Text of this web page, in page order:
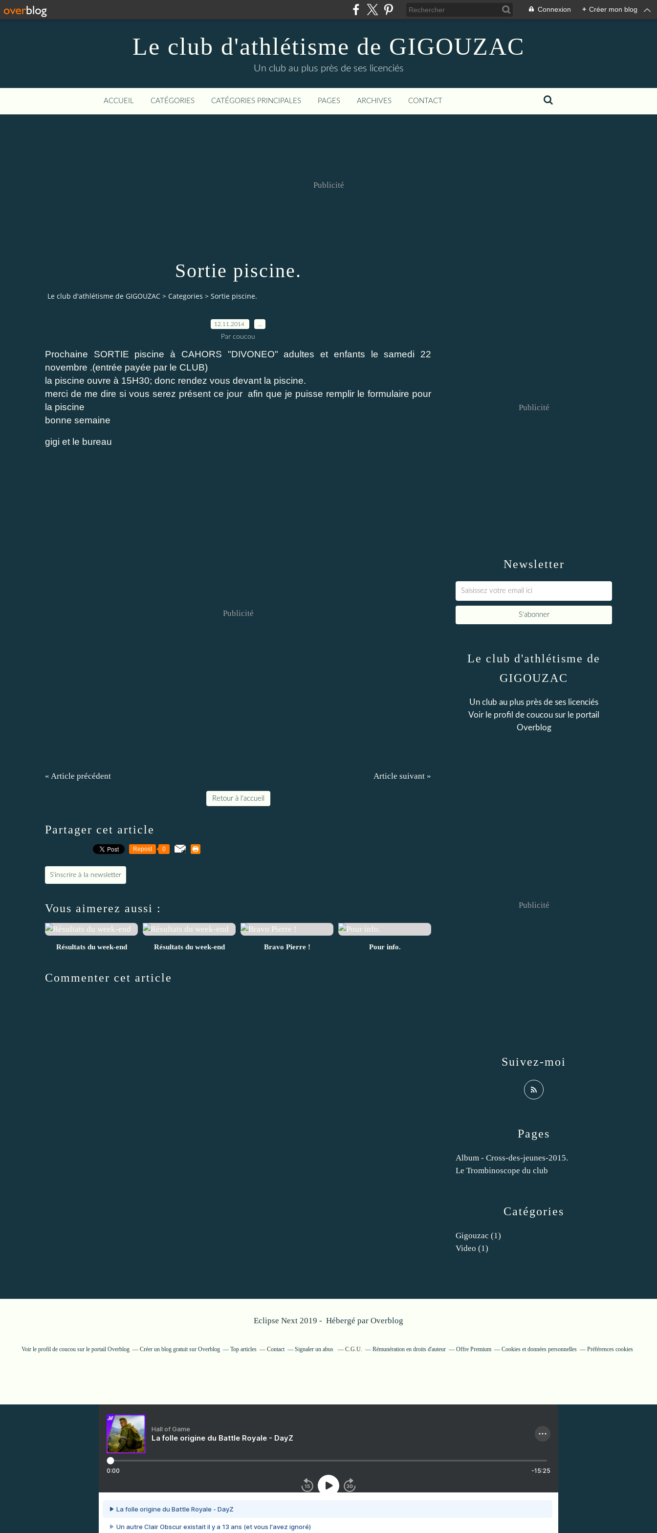
Connexion + Créer mon blog
Le club d'athlétisme de GIGOUZAC
Un club au plus près de ses licenciés
ACCUEIL CATÉGORIES CATÉGORIES PRINCIPALES PAGES ARCHIVES CONTACT
Publicité
Sortie piscine.
Le club d'athlétisme de GIGOUZAC > Categories > Sortie piscine.
12.11.2014
Par coucou
Prochaine SORTIE piscine à CAHORS "DIVONEO" adultes et enfants le samedi 22
novembre .(entrée payée par le CLUB)
la piscine ouvre à 15H30; donc rendez vous devant la piscine.
merci de me dire si vous serez présent ce jour afin que je puisse remplir le formulaire pour
la piscine
bonne semaine
gigi et le bureau
Publicité
« Article précédent Article suivant »
Retour à l'accueil
Partager cet article
Repost 0
S'inscrire à la newsletter
Vous aimerez aussi :
Résultats du week-end Résultats du week-end Bravo Pierre ! Pour info.
Commenter cet article
Newsletter
Publicité
Catégories
Gigouzac (1)
Video (1)
Pages
Album - Cross-des-jeunes-2015.
Le Trombinoscope du club
Le club d'athlétisme de
GIGOUZAC
Un club au plus près de ses licenciés
Voir le profil de coucou sur le portail
Overblog
Suivez-moi
Publicité
Eclipse Next 2019 - Hébergé par Overblog
Voir le profil de coucousur le portail Overblog Créer un blog gratuit sur Overblog Top articles Contact Signaler un abus C.G.U. Rémunération en droits d'auteur Offre Premium Cookies et données personnelles Préférences cookies
Hall of Game
La folle origine du Battle Royale - DayZ
0:00 -15:25
La folle origine du Battle Royale - DayZ
Un autre Clair Obscur existait il y a 13 ans (et vous l'avez ignoré)